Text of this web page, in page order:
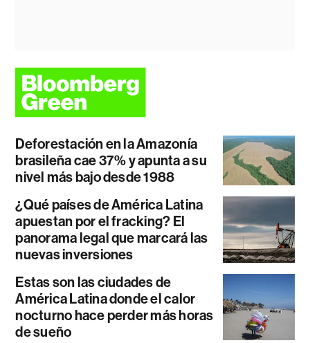
Deforestación en la Amazonía
brasileña cae 37% y apunta a su
nivel más bajo desde 1988
¿Qué países de América Latina
apuestan por el fracking? El
panorama legal que marcará las
nuevas inversiones
Estas son las ciudades de
América Latina donde el calor
nocturno hace perder más horas
de sueño